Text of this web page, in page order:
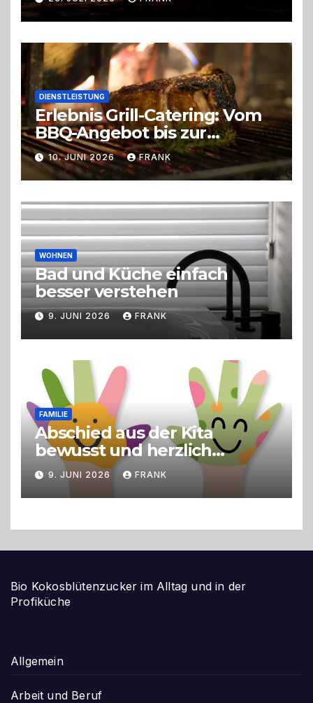
DIENSTLEISTUNG
Erlebnis Grill-Catering: Vom
BBQ-Angebot bis zur
perfekten Eventorganisation
Trend zu Outdoor-Events,
Erlebnisgastronomie und
Live-Cooking
10. JUNI 2026 FRANK
WOHNEN
Bad und Küche einfach
besser verstehen
9. JUNI 2026 FRANK
FAMILIE
Abschied aus der Kita
bewusst und herzlich
gestalten
9. JUNI 2026 FRANK
Bio Kokosblütenzucker im Alltag und in der
Profiküche
Allgemein
Arbeit und Beruf